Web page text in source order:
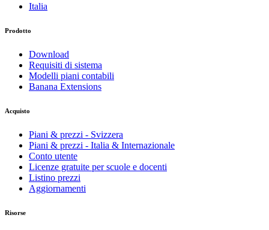
Italia
Prodotto
Download
Requisiti di sistema
Modelli piani contabili
Banana Extensions
Acquisto
Piani & prezzi - Svizzera
Piani & prezzi - Italia & Internazionale
Conto utente
Licenze gratuite per scuole e docenti
Listino prezzi
Aggiornamenti
Risorse